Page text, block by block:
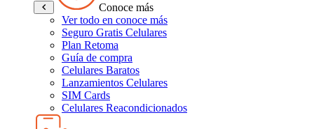
Conoce más
Ver todo en conoce más
Seguro Gratis Celulares
Plan Retoma
Guía de compra
Celulares Baratos
Lanzamientos Celulares
SIM Cards
Celulares Reacondicionados